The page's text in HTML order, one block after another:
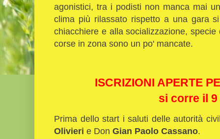
agonistici, tra i podisti non manca mai
clima più rilassato rispetto a una gara
chiacchiere e alla socializzazione,
corse in zona sono un po' mancate.
ISCRIZIONI APERTE
si corre il
Prima dello start i saluti delle autorità
Olivieri e Don Gian Paolo Cassano.